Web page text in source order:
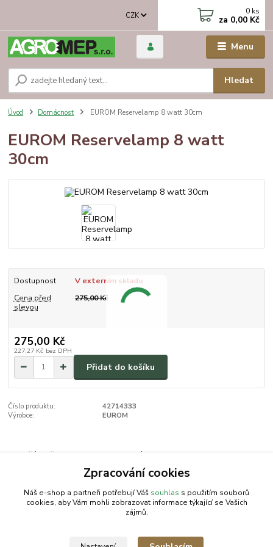
Menu
CZK
Hledat
0 ks
za 0,00 Kč
Úvod Domácnost EUROM Reservelamp 8 watt 30cm
EUROM Reservelamp 8 watt
30cm
Dostupnost
V externím skladu
Cena před
slevou
275,00 Kč
275,00 Kč
227,27 Kč bez DPH
Přidat do košíku
Číslo produktu:
42714333
Výrobce:
EUROM
Zboží zařazeno v kategoriích
Zpracování cookies
Náš e-shop a partneři potřebují Váš souhlas s použitím souborů
cookies, aby Vám mohli zobrazovat informace týkající se Vašich
zájmů.